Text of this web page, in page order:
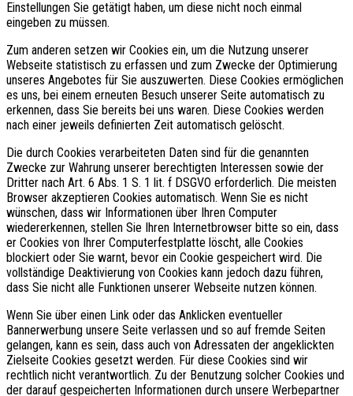
Einstellungen Sie getätigt haben, um diese nicht noch einmal
eingeben zu müssen.
Zum anderen setzen wir Cookies ein, um die Nutzung unserer
Webseite statistisch zu erfassen und zum Zwecke der Optimierung
unseres Angebotes für Sie auszuwerten. Diese Cookies ermöglichen
es uns, bei einem erneuten Besuch unserer Seite automatisch zu
erkennen, dass Sie bereits bei uns waren. Diese Cookies werden
nach einer jeweils definierten Zeit automatisch gelöscht.
Die durch Cookies verarbeiteten Daten sind für die genannten
Zwecke zur Wahrung unserer berechtigten Interessen sowie der
Dritter nach Art. 6 Abs. 1 S. 1 lit. f DSGVO erforderlich. Die meisten
Browser akzeptieren Cookies automatisch. Wenn Sie es nicht
wünschen, dass wir Informationen über Ihren Computer
wiedererkennen, stellen Sie Ihren Internetbrowser bitte so ein, dass
er Cookies von Ihrer Computerfestplatte löscht, alle Cookies
blockiert oder Sie warnt, bevor ein Cookie gespeichert wird. Die
vollständige Deaktivierung von Cookies kann jedoch dazu führen,
dass Sie nicht alle Funktionen unserer Webseite nutzen können.
Wenn Sie über einen Link oder das Anklicken eventueller
Bannerwerbung unsere Seite verlassen und so auf fremde Seiten
gelangen, kann es sein, dass auch von Adressaten der angeklickten
Zielseite Cookies gesetzt werden. Für diese Cookies sind wir
rechtlich nicht verantwortlich. Zu der Benutzung solcher Cookies und
der darauf gespeicherten Informationen durch unsere Werbepartner